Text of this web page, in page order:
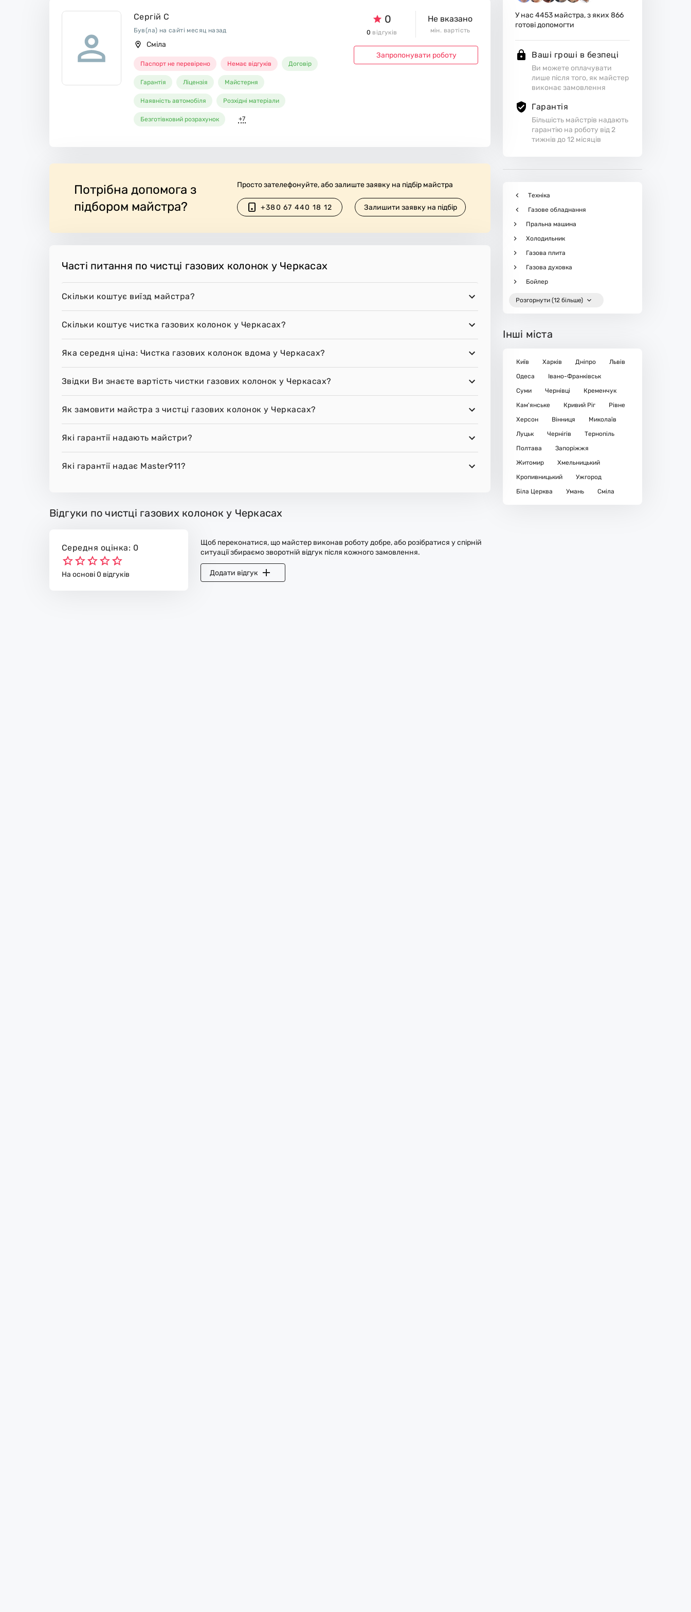
У нас4453 майстра, з яких866
готові допомогти
Ваші гроші в безпеці
Ви можете оплачувати
лише після того, як майстер
виконає замовлення
Гарантія
Більшість майстрів надають
гарантію на роботу від 2
тижнів до 12 місяців
Техніка
Газове обладнання
Пральна машина
Холодильник
Газова плита
Газова духовка
Бойлер
Розгорнути (12 більше)
Інші міста
Київ Харків Дніпро
Львів
Одеса
Івано-Франківськ
Суми
Чернівці
Кременчук
Кам'янське
Кривий Ріг
Рівне
Херсон
Вінниця
Миколаїв
Луцьк
Чернігів
Тернопіль
Полтава
Запоріжжя
Житомир
Хмельницький
Кропивницький
Ужгород
Біла Церква
Умань Сміла
Сергій С
Був(ла) на сайті месяц назад
Сміла
Паспорт не перевірено Немає відгуків Договір
Гарантія Ліцензія Майстерня
Наявність автомобіля Розхідні матеріали
Безготівковий розрахунок +7
0
0 відгуків
Не вказано
мін. вартість
Запропонувати роботу
Потрібна допомога з
підбором майстра?
Просто зателефонуйте, або залиште заявку на підбір майстра
+380 67 440 18 12 Залишити заявку на підбір
Часті питання по чистці газових колонок у Черкасах
Скільки коштує виїзд майстра?
Скільки коштує чистка газових колонок у Черкасах?
Яка середня ціна: Чистка газових колонок вдома у Черкасах?
Звідки Ви знаєте вартість чистки газових колонок у Черкасах?
Як замовити майстра з чистці газових колонок у Черкасах?
Які гарантії надають майстри?
Які гарантії надає Master911?
Відгуки по чистці газових колонок у Черкасах
Середня оцінка: 0
На основі 0 відгуків
Щоб переконатися, що майстер виконав роботу добре, або розібратися у спірній
ситуації збираємо зворотній відгук після кожного замовлення.
Додати відгук